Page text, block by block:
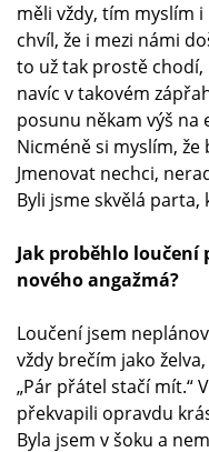
měli vždy, tím myslím
chvíl, že i mezi námi
to už tak prostě chodí,
navíc v takovém
posunu někam výš na
Nicméně si myslím,
Jmenovat nechci,
Byli jsme skvělá
Jak proběhlo loučení
nového angažmá?
Loučení jsem
vždy brečím jako
„Pár přátel stačí mít.“
překvapili opravdu
Byla jsem v šoku a